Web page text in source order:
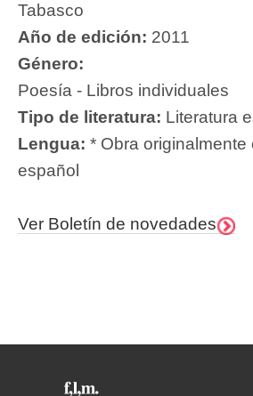
Tabasco
Año de edición: 2011
Género:
Poesía - Libros individuales
Tipo de literatura: Literatura
Lengua: * Obra originalmente
español
Ver Boletín de novedades